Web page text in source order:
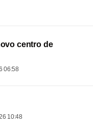
centro de
06:58
10:48